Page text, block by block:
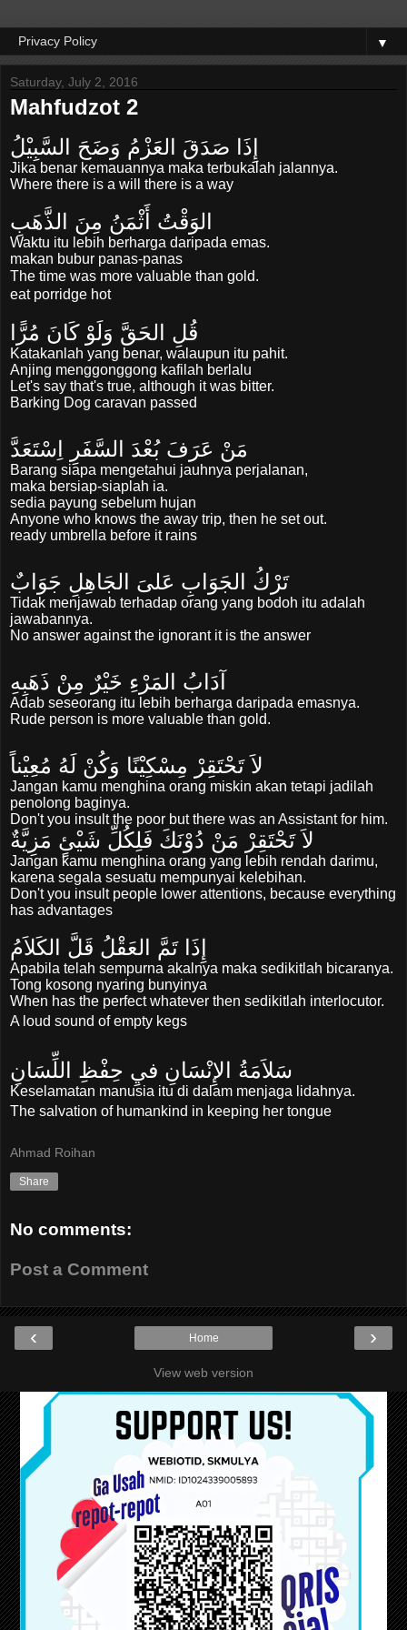
▼
Saturday, July 2, 2016
Mahfudzot 2
إِذَا صَدَقَ العَزْمُ وَضَحَ السَّبِيْلُ
Jika benar kemauannya maka terbukalah jalannya.
Where there is a will there is a way
الوَقْتُ أَثْمَنُ مِنَ الذَّهَبِ
Waktu itu lebih berharga daripada emas.
makan bubur panas-panas
The time was more valuable than gold.
eat porridge hot
قُلِ الحَقَّ وَلَوْ كَانَ مُرًّا
Katakanlah yang benar, walaupun itu pahit.
Anjing menggonggong kafilah berlalu
Let's say that's true, although it was bitter.
Barking Dog caravan passed
مَنْ عَرَفَ بُعْدَ السَّفَرِ اِسْتَعَدَّ
Barang siapa mengetahui jauhnya perjalanan,
maka bersiap-siaplah ia.
sedia payung sebelum hujan
Anyone who knows the away trip, then he set out.
ready umbrella before it rains
تَرْكُ الجَوَابِ عَلىَ الجَاهِلِ جَوَابٌ
Tidak menjawab terhadap orang yang bodoh itu adalah
jawabannya.
No answer against the ignorant it is the answer
آدَابُ المَرْءِ خَيْرٌ مِنْ ذَهَبِهِ
Adab seseorang itu lebih berharga daripada emasnya.
Rude person is more valuable than gold.
لاَ تَحْتَقِرْ مِسْكِيْنًا وَكُنْ لَهُ مُعِيْناً
Jangan kamu menghina orang miskin akan tetapi jadilah
penolong baginya.
Don't you insult the poor but there was an Assistant for him.
لاَ تَحْتَقِرْ مَنْ دُوْنَكَ فَلِكُلِّ شَيْئٍ مَزِيَّةٌ
Jangan kamu menghina orang yang lebih rendah darimu,
karena segala sesuatu mempunyai kelebihan.
Don't you insult people lower attentions, because everything
has advantages
إِذَا تَمَّ العَقْلُ قَلَّ الكَلاَمُ
Apabila telah sempurna akalnya maka sedikitlah bicaranya.
Tong kosong nyaring bunyinya
When has the perfect whatever then sedikitlah interlocutor.
A loud sound of empty kegs
سَلاَمَةُ الإِنْسَانِ فيِ حِفْظِ اللِّسَانِ
Keselamatan manusia itu di dalam menjaga lidahnya.
The salvation of humankind in keeping her tongue
Ahmad Roihan
Share
No comments:
Post a Comment
‹ ›
Home
View web version